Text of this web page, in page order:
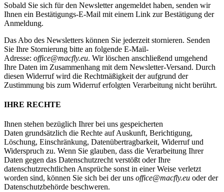
Sobald Sie sich für den Newsletter angemeldet haben, senden wir
Ihnen ein Bestätigungs-E-Mail mit einem Link zur Bestätigung der
Anmeldung.
Das Abo des Newsletters können Sie jederzeit stornieren. Senden
Sie Ihre Stornierung bitte an folgende E-Mail-
Adresse: office@macfly.eu. Wir löschen anschließend umgehend
Ihre Daten im Zusammenhang mit dem Newsletter-Versand. Durch
diesen Widerruf wird die Rechtmäßigkeit der aufgrund der
Zustimmung bis zum Widerruf erfolgten Verarbeitung nicht berührt.
IHRE RECHTE
Ihnen stehen bezüglich Ihrer bei uns gespeicherten
Daten grundsätzlich die Rechte auf Auskunft, Berichtigung,
Löschung, Einschränkung, Datenübertragbarkeit, Widerruf und
Widerspruch zu. Wenn Sie glauben, dass die Verarbeitung Ihrer
Daten gegen das Datenschutzrecht verstößt oder Ihre
datenschutzrechtlichen Ansprüche sonst in einer Weise verletzt
worden sind, können Sie sich bei der uns office@macfly.eu oder der
Datenschutzbehörde beschweren.